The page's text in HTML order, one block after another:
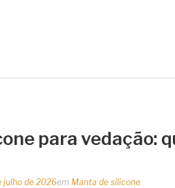
para vedação:
julho de 2026em Manta de silicone